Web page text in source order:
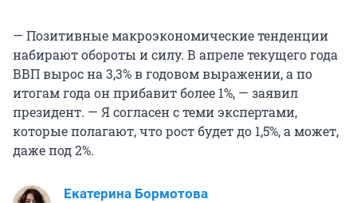
— Позитивные макроэкономические тенденции
набирают обороты и силу. В апреле текущего года
ВВП вырос на 3,3% в годовом выражении, а по
итогам года он прибавит более 1%, — заявил
президент. — Я согласен с теми экспертами,
которые полагают, что рост будет до 1,5%, а может,
даже под 2%.
Екатерина Бормотова